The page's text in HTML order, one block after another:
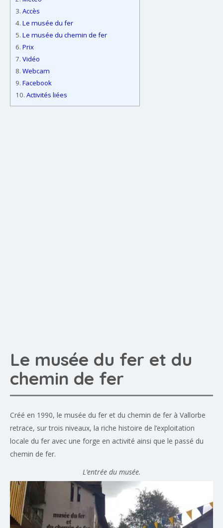
3. Accès
4. Le musée du fer
5. Le musée du chemin de fer
6. Prix
7. Vidéo
8. Webcam
9. Facebook
10. Activités liées
Le musée du fer et du
chemin de fer
Créé en 1990, le musée du fer et du chemin de fer à Vallorbe
retrace, sur trois niveaux, la riche histoire de l’exploitation
locale du fer avec une forge en activité ainsi que le passé du
chemin de fer.
L’entrée du musée.